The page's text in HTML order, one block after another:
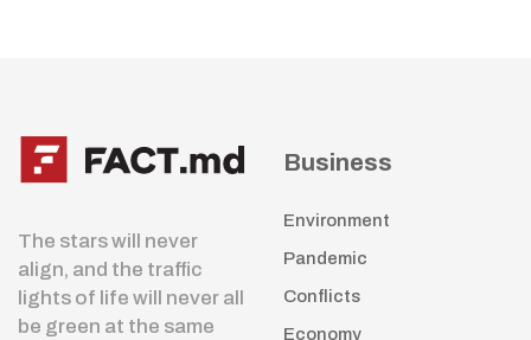
The stars will never
align, and the traffic
lights of life will never all
be green at the same
Business
Environment
Pandemic
Conflicts
Economy